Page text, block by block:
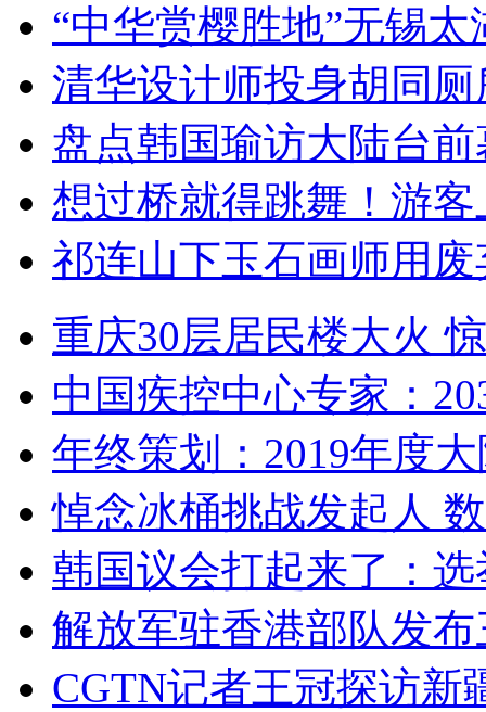
“中华赏樱胜地”无锡
清华设计师投身胡同
盘点韩国瑜访大陆台
想过桥就得跳舞！游客
祁连山下玉石画师用
重庆30层居民楼大火
中国疾控中心专家：
年终策划：2019年度
悼念冰桶挑战发起人
韩国议会打起来了：
解放军驻香港部队发
CGTN记者王冠探访新